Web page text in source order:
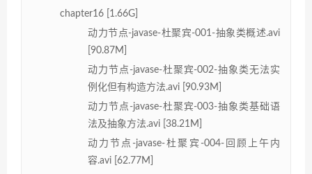
chapter16 [1.66G]
动力节点-javase-杜聚宾-001-抽象类概述.avi
[90.87M]
动力节点-javase-杜聚宾-002-抽象类无法实
例化但有构造方法.avi [90.93M]
动力节点-javase-杜聚宾-003-抽象类基础语
法及抽象方法.avi [38.21M]
动力节点-javase-杜聚宾-004-回顾上午内
容.avi [62.77M]